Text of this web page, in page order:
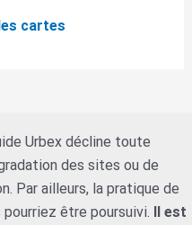
cartes
Urbex décline toute
des sites ou de
Par ailleurs, la pratique de
être poursuivi. Il est